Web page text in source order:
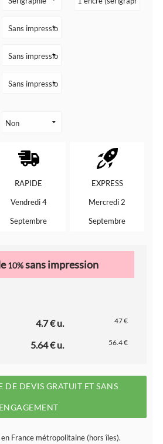
RAPIDE
Vendredi 4
Septembre
EXPRESS
Mercredi 2
Septembre
10%sans impression
4.7 € u. 47 €
5.64 € u. 56.4 €
DE DEVIS GRATUIT ET SANS
ENGAGEMENT
France métropolitaine (hors îles).